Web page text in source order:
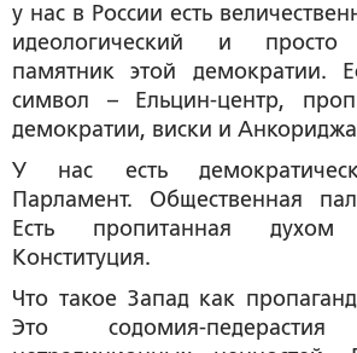
у нас в России есть
идеологический и просто
памятник этой демократии.
символ – Ельцин-центр,
демократии, виски и
У нас есть
Парламент. Общественная
Есть пропитанная духом
Конституция.
Что такое Запад как
Это содомия-